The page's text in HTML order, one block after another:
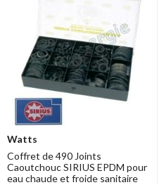
Watts
Coffret de 490 Joints
Caoutchouc SIRIUS EPDM pour
eau chaude et froide sanitaire